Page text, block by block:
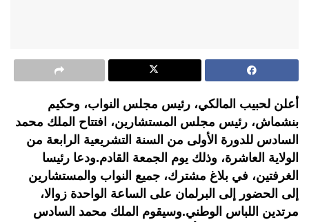
أعلن لحبيب المالكي، رئيس مجلس النواب، وحكيم
بنشماش، رئيس مجلس المستشارين، افتتاح الملك محمد
السادس للدورة الأولى من السنة التشريعية الرابعة من
الولاية العاشرة، وذلك يوم الجمعة القادم.ودعا رئيسا
الغرفتين، في بلاغ مشترك، جميع النواب والمستشارين
إلى الحضور إلى البرلمان على الساعة الواحدة زوالا،
مرتدين اللباس الوطني.وسيقوم الملك محمد السادس